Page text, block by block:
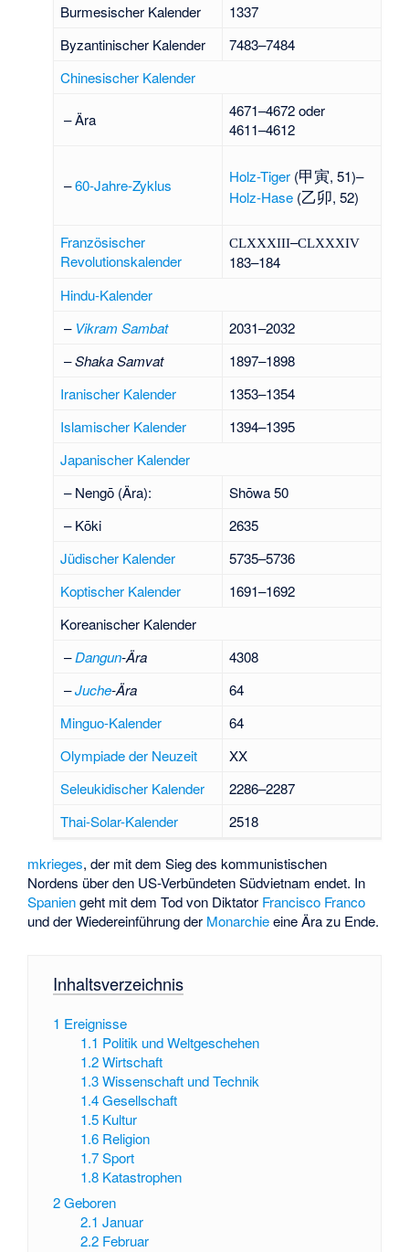
Burmesischer Kalender
1337
Byzantinischer Kalender
7483–7484
Chinesischer Kalender
– Ära
4671–4672 oder
4611–4612
–60-Jahre-Zyklus Holz-Tiger (甲寅, 51)–
Holz-Hase (乙卯, 52)
Französischer
Revolutionskalender
CLXXXIII–CLXXXIV
183–184
Hindu-Kalender
– Vikram Sambat
2031–2032
–Shaka Samvat
1897–1898
Iranischer Kalender
1353–1354
Islamischer Kalender
1394–1395
Japanischer Kalender
– Nengō (Ära):
Shōwa 50
– Kōki
2635
Jüdischer Kalender
5735–5736
Koptischer Kalender
1691–1692
Koreanischer Kalender
–Dangun-Ära
4308
–Juche-Ära
64
Minguo-Kalender
64
Olympiade der Neuzeit
XX
Seleukidischer Kalender
2286–2287
Thai-Solar-Kalender
2518
mkrieges, der mit dem Sieg des kommunistischen
Nordens über den US-Verbündeten Südvietnam endet. In
Spaniengeht mit dem Tod von Diktator Francisco Franco
und der Wiedereinführung der Monarchieeine Ära zu Ende.
Inhaltsverzeichnis
1 Ereignisse
1.1 Politik und Weltgeschehen
1.2 Wirtschaft
1.3 Wissenschaft und Technik
1.4 Gesellschaft
1.5 Kultur
1.6 Religion
1.7 Sport
1.8 Katastrophen
2Geboren
2.1 Januar
2.2 Februar